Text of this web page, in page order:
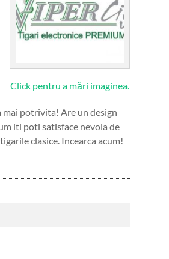
Click pentru a mări imaginea.
mai potrivita! Are un design
iti poti satisface nevoia de
clasice. Incearca acum!